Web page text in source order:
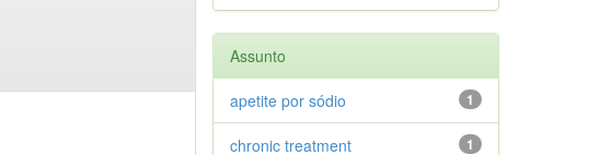
Assunto
1
apetite por sódio
1
chronic treatment